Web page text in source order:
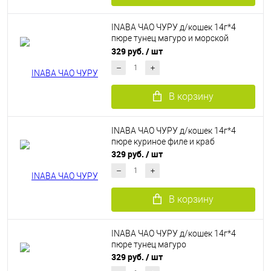
INABA ЧАО ЧУРУ д/кошек 14г*4
пюре тунец магуро и морской
гребешок
329 руб. / шт
В корзину
INABA ЧАО ЧУРУ д/кошек 14г*4
пюре куриное филе и краб
329 руб. / шт
В корзину
INABA ЧАО ЧУРУ д/кошек 14г*4
пюре тунец магуро
329 руб. / шт